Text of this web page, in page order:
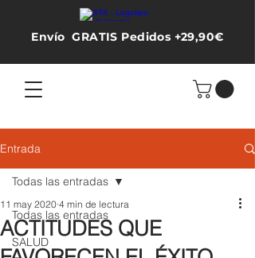
Envío GRATIS Pedidos +29,90€
Entrada
Todas las entradas
SALUD
Todas las entradas
ACTITUDES QUE
11 may 2020 4 min de lectura